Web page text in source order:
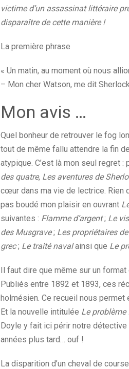
victime d’un assassinat littéraire
disparaître de cette manière !
La première phrase
« Un matin, au moment où nous
– Mon cher Watson, me dit
Mon avis …
Quel bonheur de retrouver le fog
tout de même fallu attendre la fin
atypique. C’est là mon seul regret :
des quatre, Les aventures de
cœur dans ma vie de lectrice. Rien
pas boudé mon plaisir en ouvrant
suivantes : Flamme d’argent; Le
des Musgrave; Les propriétaires
grec; Le traité navalainsi que Le
Il faut dire que même sur un format
Publiés entre 1892 et 1893, ces
holmésien. Ce recueil nous
Et la nouvelle intitulée Le problème
Doyle y fait ici périr notre détective
années plus tard… ouf !
La disparition d’un cheval de